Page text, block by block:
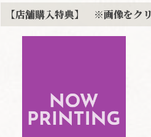
【店舗購入特典】 ※画像をク